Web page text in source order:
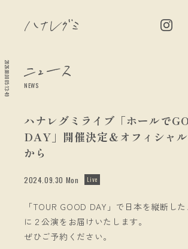
2026.08.08 05:13:49 NEWS
ハナレグミライブ「ホールで
DAY」開催決定＆オフィシャ
から
2024.09.30 Mon Live
「TOUR GOOD DAY」で日本を縦断し
に２公演をお届けいたします。
ぜひご予約ください。